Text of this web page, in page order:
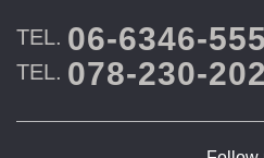
TEL. 06-6346-
TEL. 078-230-